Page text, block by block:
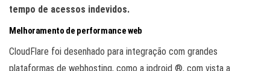
tempo de acessos indevidos.
Melhoramento de performance web
CloudFlare foi desenhado para integração com grandes
plataformas de webhosting, como a ipdroid ®, com vista a